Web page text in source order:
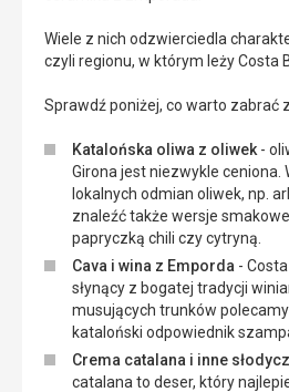
Wiele z nich odzwierciedla
czyli regionu, w którym leży Costa
Sprawdź poniżej, co warto zabrać
Katalońska oliwa z oliwek -
Girona jest niezwykle ceniona.
lokalnych odmian oliwek, np.
znaleźć także wersje
papryczką chili czy cytryną.
Cava i wina z Emporda -
słynący z bogatej tradycji
musujących trunków
kataloński odpowiednik
Crema catalana i inne
catalana to deser, który